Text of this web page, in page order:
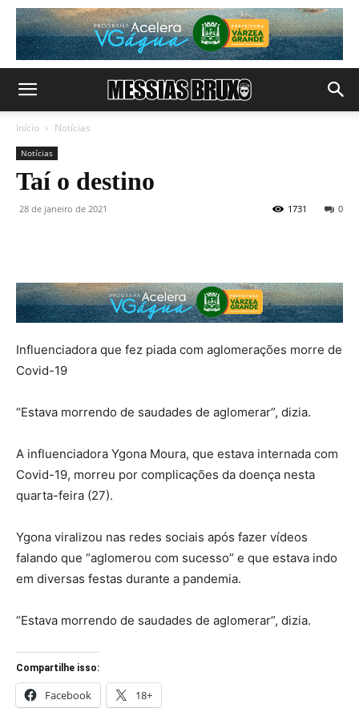
Início Notícias
Notícias
Taí o destino
28 de janeiro de 2021 0
1731
Influenciadora que fez piada com aglomerações morre de
Covid-19
“Estava morrendo de saudades de aglomerar”, dizia.
A influenciadora Ygona Moura, que estava internada com
Covid-19, morreu por complicações da doença nesta
quarta-feira (27).
Ygona viralizou nas redes sociais após fazer vídeos
falando que “aglomerou com sucesso” e que estava indo
em diversas festas durante a pandemia.
“Estava morrendo de saudades de aglomerar”, dizia.
Compartilhe isso:
Facebook 18+